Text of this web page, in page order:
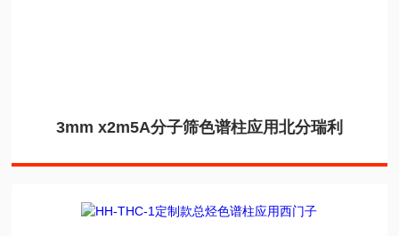
3mm x2m5A分子筛色谱柱应用北分瑞利